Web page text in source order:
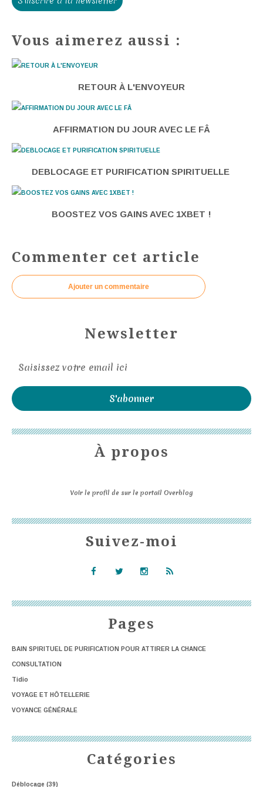
Vous aimerez aussi :
RETOUR À L'ENVOYEUR
AFFIRMATION DU JOUR AVEC LE FÂ
DEBLOCAGE ET PURIFICATION SPIRITUELLE
BOOSTEZ VOS GAINS AVEC 1XBET !
Commenter cet article
Ajouter un commentaire
Newsletter
Catégories
Déblocage (39)
Pages
BAIN SPIRITUEL DE PURIFICATION POUR ATTIRER LA CHANCE
CONSULTATION
Tidio
VOYAGE ET HÔTELLERIE
VOYANCE GÉNÉRALE
Suivez-moi
À propos
Voir le profil de sur le portail Overblog